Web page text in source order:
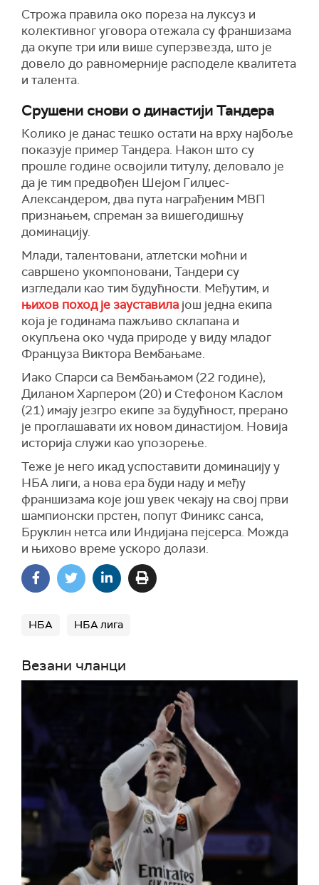
Строжа правила око пореза на луксуз и
колективног уговора отежала су франшизама
да окупе три или више суперзвезда, што је
довело до равномерније расподеле квалитета
и талента.
Срушени снови о династији Тандера
Колико је данас тешко остати на врху најбоље
показује пример Тандера. Након што су
прошле године освојили титулу, деловало је
да је тим предвођен Шејом Гилџес-
Александером, два пута награђеним МВП
признањем, спреман за вишегодишњу
доминацију.
Млади, талентовани, атлетски моћни и
савршено укомпоновани, Тандери су
изгледали као тим будућности. Међутим, и
њихов поход је зауставила још једна екипа
која је годинама пажљиво склапана и
окупљена око чуда природе у виду младог
Француза Виктора Вембањаме.
Иако Спарси са Вембањамом (22 године),
Диланом Харпером (20) и Стефоном Каслом
(21) имају језгро екипе за будућност, прерано
је проглашавати их новом династијом. Новија
историја служи као упозорење.
Теже је него икад успоставити доминацију у
НБА лиги, а нова ера буди наду и међу
франшизама које још увек чекају на свој први
шампионски прстен, попут Финикс санса,
Бруклин нетса или Индијана пејсерса. Можда
и њихово време ускоро долази.
НБА НБА лига
Везани чланци